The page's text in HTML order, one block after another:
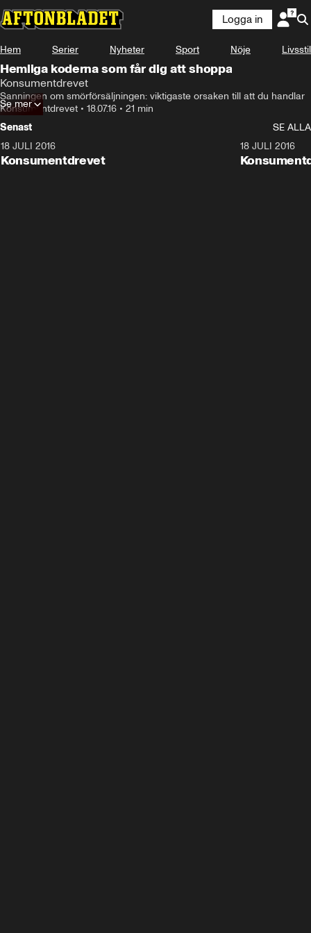
Logga in
Hem Serier Nyheter Sport Nöje Livsstil
Hemliga koderna som får dig att shoppa
Konsumentdrevet
Sanningen om smörförsäljningen: viktigaste orsaken till att du handlar
Konsumentdrevet • 18.07.16 • 21 min
Se mer
Senast
SE ALLA
18 JULI 2016
Konsumentdrevet
18 JULI 2016